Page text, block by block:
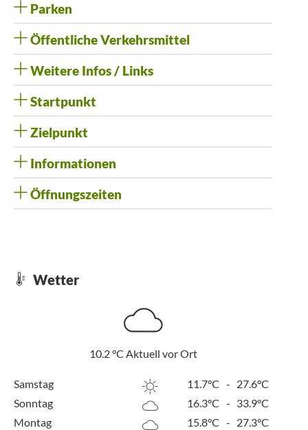
Parken
Öffentliche Verkehrsmittel
Weitere Infos / Links
Startpunkt
Zielpunkt
Informationen
Öffnungszeiten
Wetter
10.2°C Aktuell vor Ort
Samstag 11.7°C - 27.6°C
Sonntag
16.3°C - 33.9°C
Montag
15.8°C - 27.3°C